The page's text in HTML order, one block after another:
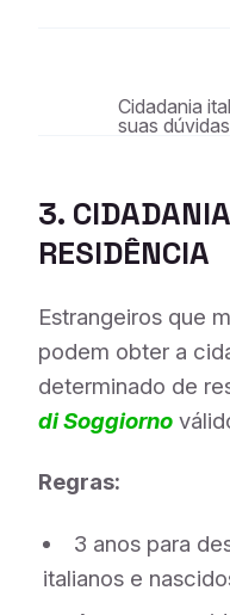
Cidadania
suas dúvidas
3.
RESIDÊNCIA
Estrangeiros que
podem obter a
determinado de
di Soggiorno
Regras:
3 anos para
italianos e